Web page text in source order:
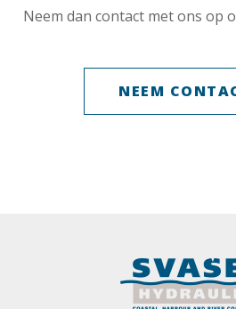
Neem dan contact met ons op
NEEM